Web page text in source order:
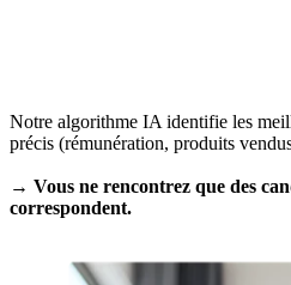
Notre algorithme IA identifie les
précis (rémunération, produits
→ Vous ne rencontrez que des
correspondent.